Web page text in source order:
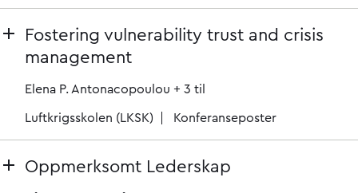
Fostering vulnerability trust and crisis
management
Elena P. Antonacopoulou + 3 til
Luftkrigsskolen (LKSK) Konferanseposter
Oppmerksomt Lederskap